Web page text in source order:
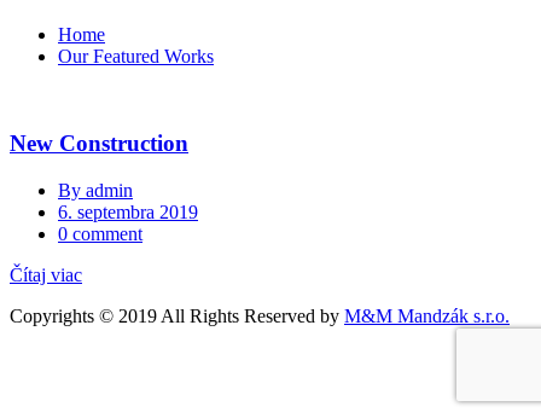
Home
Our Featured Works
New Construction
By admin
6. septembra 2019
0 comment
Čítaj viac
Copyrights © 2019 All Rights Reserved by M&M Mandzák s.r.o.